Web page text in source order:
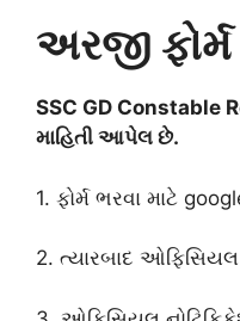
અરજી
SSC GD Constable
માહિતી આપેલ છે.
1. ફોર્મ ભરવા માટે
2. ત્યારબાદ ઓફિસિયલ